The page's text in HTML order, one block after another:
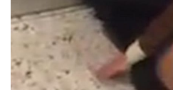
Virály
Sex a vztahy